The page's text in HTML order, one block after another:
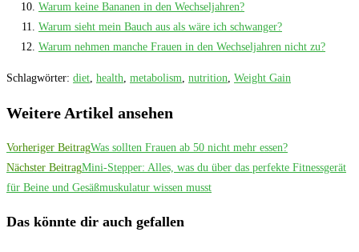
Warum keine Bananen in den Wechseljahren?
Warum sieht mein Bauch aus als wäre ich schwanger?
Warum nehmen manche Frauen in den Wechseljahren nicht zu?
Schlagwörter: diet, health, metabolism, nutrition, Weight Gain
Weitere Artikel ansehen
Vorheriger BeitragWas sollten Frauen ab 50 nicht mehr essen?
Nächster BeitragMini-Stepper: Alles, was du über das perfekte Fitnessgerät
für Beine und Gesäßmuskulatur wissen musst
Das könnte dir auch gefallen